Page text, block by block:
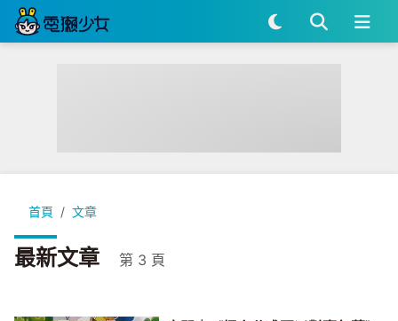
首頁 文章
最新文章 第 3 頁